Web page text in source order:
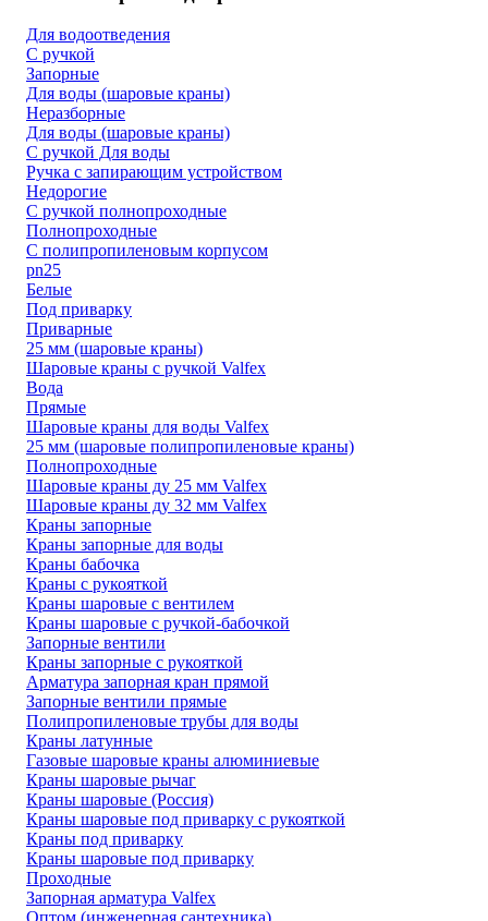
Для водоотведения
С ручкой
Запорные
Для воды (шаровые краны)
Неразборные
Для воды (шаровые краны)
С ручкой Для воды
Ручка с запирающим устройством
Недорогие
С ручкой полнопроходные
Полнопроходные
С полипропиленовым корпусом
pn25
Белые
Под приварку
Приварные
25 мм (шаровые краны)
Шаровые краны с ручкой Valfex
Вода
Прямые
Шаровые краны для воды Valfex
25 мм (шаровые полипропиленовые краны)
Полнопроходные
Шаровые краны ду 25 мм Valfex
Шаровые краны ду 32 мм Valfex
Краны запорные
Краны запорные для воды
Краны бабочка
Краны с рукояткой
Краны шаровые с вентилем
Краны шаровые с ручкой-бабочкой
Запорные вентили
Краны запорные с рукояткой
Арматура запорная кран прямой
Запорные вентили прямые
Полипропиленовые трубы для воды
Краны латунные
Газовые шаровые краны алюминиевые
Краны шаровые рычаг
Краны шаровые (Россия)
Краны шаровые под приварку с рукояткой
Краны под приварку
Краны шаровые под приварку
Проходные
Запорная арматура Valfex